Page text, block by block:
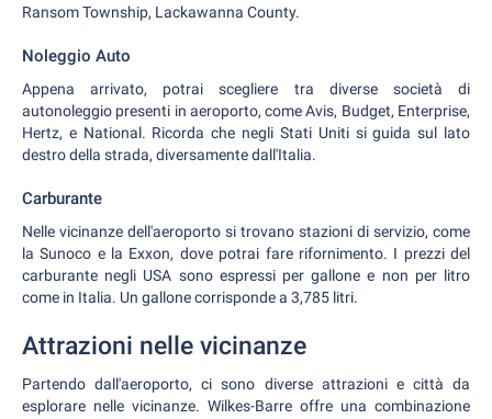
Ransom Township, Lackawanna County.
Noleggio Auto
Appena arrivato, potrai scegliere tra diverse società di
autonoleggio presenti in aeroporto, come Avis, Budget, Enterprise,
Hertz, e National. Ricorda che negli Stati Uniti si guida sul lato
destro della strada, diversamente dall'Italia.
Carburante
Nelle vicinanze dell'aeroporto si trovano stazioni di servizio, come
la Sunoco e la Exxon, dove potrai fare rifornimento. I prezzi del
carburante negli USA sono espressi per gallone e non per litro
come in Italia. Un gallone corrisponde a 3,785 litri.
Attrazioni nelle vicinanze
Partendo dall'aeroporto, ci sono diverse attrazioni e città da
esplorare nelle vicinanze. Wilkes-Barre offre una combinazione